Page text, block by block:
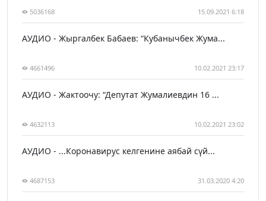
5036168 15.09.2021 6:18
АУДИО - Жыргалбек Бабаев: “Кубанычбек Жума...
4661496 10.02.2021 23:17
АУДИО - Жактоочу: “Депутат Жумалиевдин 16 ...
4632113 10.02.2021 23:02
АУДИО - ...Коронавирус келгенине аябай сүй...
4687153 31.03.2020 4:20